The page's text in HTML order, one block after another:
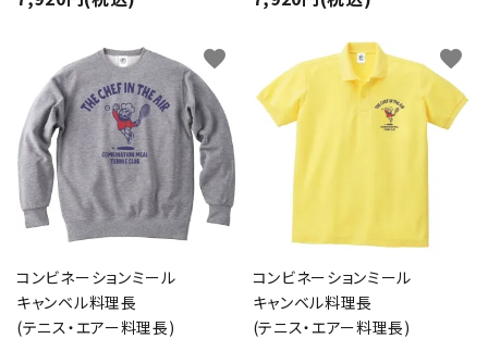
コンビネーションミール
キャンベル料理長
(テニス・エアー料理長)
favorite
コンビネーションミール
キャンベル料理長
(テニス・エアー料理長)
favorite